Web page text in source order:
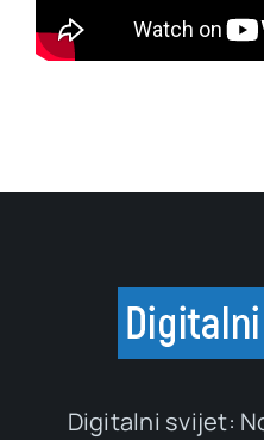
Digitalni svijet: